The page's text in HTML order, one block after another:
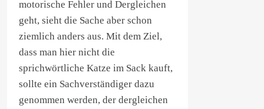
motorische Fehler und Dergleichen
geht, sieht die Sache aber schon
ziemlich anders aus. Mit dem Ziel,
dass man hier nicht die
sprichwörtliche Katze im Sack kauft,
sollte ein Sachverständiger dazu
genommen werden, der dergleichen